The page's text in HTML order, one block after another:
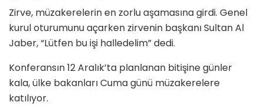
Zirve, müzakerelerin en zorlu aşamasına girdi. Genel
kurul oturumunu açarken zirvenin başkanı Sultan Al
Jaber, “Lütfen bu işi halledelim” dedi.
Konferansın 12 Aralık’ta planlanan bitişine günler
kala, ülke bakanları Cuma günü müzakerelere
katılıyor.